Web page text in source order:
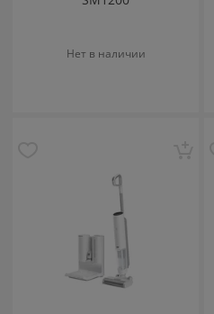
Нет в наличии